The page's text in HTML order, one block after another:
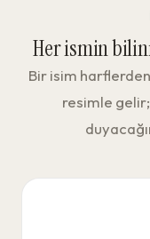
Her ismin
Bir isim
resimle